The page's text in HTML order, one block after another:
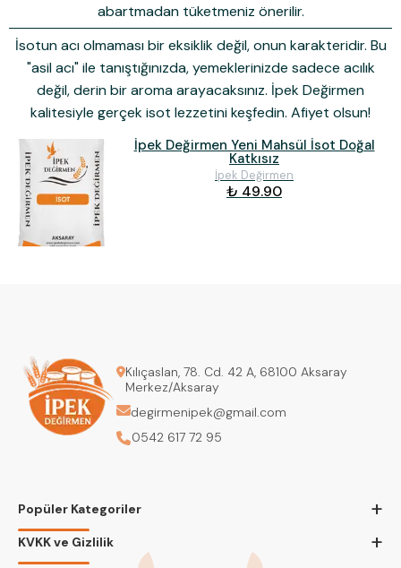
abartmadan tüketmeniz önerilir.
İsotun acı olmaması bir eksiklik değil, onun karakteridir. Bu
"asil acı" ile tanıştığınızda, yemeklerinizde sadece acılık
değil, derin bir aroma arayacaksınız. İpek Değirmen
kalitesiyle gerçek isot lezzetini keşfedin. Afiyet olsun!
İpek Değirmen Yeni Mahsül İsot Doğal
Katkısız
İpek Değirmen
₺ 49.90
Kılıçaslan, 78. Cd. 42 A, 68100 Aksaray
Merkez/Aksaray
degirmenipek@gmail.com
0542 617 72 95
Popüler Kategoriler +
KVKK ve Gizlilik +